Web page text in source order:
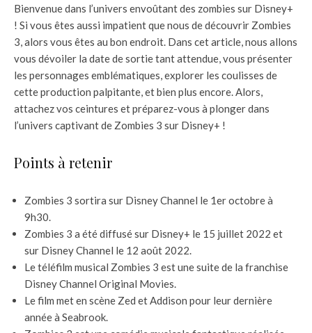
Bienvenue dans l’univers envoûtant des zombies sur Disney+
! Si vous êtes aussi impatient que nous de découvrir Zombies
3, alors vous êtes au bon endroit. Dans cet article, nous allons
vous dévoiler la date de sortie tant attendue, vous présenter
les personnages emblématiques, explorer les coulisses de
cette production palpitante, et bien plus encore. Alors,
attachez vos ceintures et préparez-vous à plonger dans
l’univers captivant de Zombies 3 sur Disney+ !
Points à retenir
Zombies 3 sortira sur Disney Channel le 1er octobre à
9h30.
Zombies 3 a été diffusé sur Disney+ le 15 juillet 2022 et
sur Disney Channel le 12 août 2022.
Le téléfilm musical Zombies 3 est une suite de la franchise
Disney Channel Original Movies.
Le film met en scène Zed et Addison pour leur dernière
année à Seabrook.